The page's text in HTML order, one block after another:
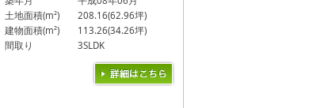
土地面積(m²)
208.16(62.96坪)
建物面積(m²)
113.26(34.26坪)
間取り
3SLDK